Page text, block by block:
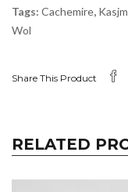
Tags: Cachemire,
Wol
Share This Product
RELATED